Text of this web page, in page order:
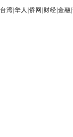
台湾 |华人 |侨网 财经 |金融 |